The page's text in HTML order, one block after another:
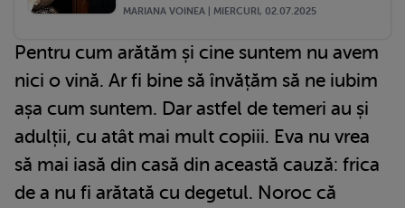
MARIANA VOINEA | MIERCURI, 02.07.2025
Pentru cum arătăm și cine suntem nu avem
nici o vină. Ar fi bine să învățăm să ne iubim
așa cum suntem. Dar astfel de temeri au și
adulții, cu atât mai mult copiii. Eva nu vrea
să mai iasă din casă din această cauză: frica
de a nu fi arătată cu degetul. Noroc că